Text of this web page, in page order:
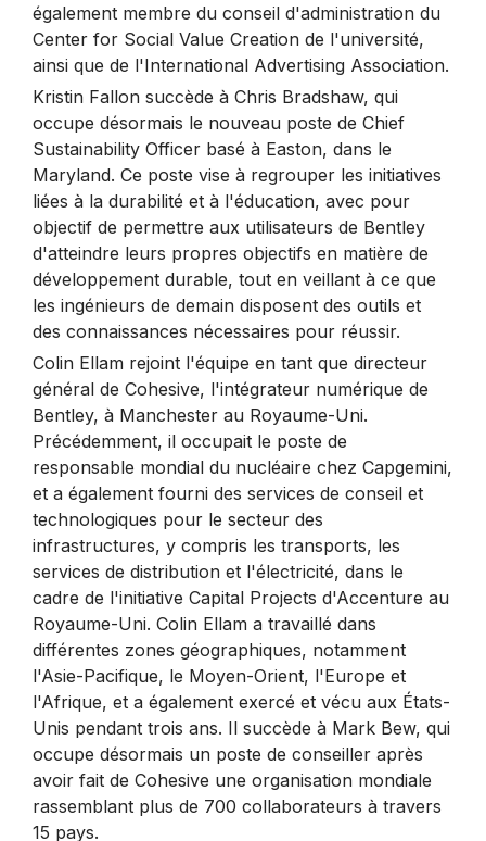
également membre du conseil d'administration du
Center for Social Value Creation de l'université,
ainsi que de l'International Advertising Association.
Kristin Fallon succède à Chris Bradshaw, qui
occupe désormais le nouveau poste de Chief
Sustainability Officer basé à Easton, dans le
Maryland. Ce poste vise à regrouper les initiatives
liées à la durabilité et à l'éducation, avec pour
objectif de permettre aux utilisateurs de Bentley
d'atteindre leurs propres objectifs en matière de
développement durable, tout en veillant à ce que
les ingénieurs de demain disposent des outils et
des connaissances nécessaires pour réussir.
Colin Ellam rejoint l'équipe en tant que directeur
général de Cohesive, l'intégrateur numérique de
Bentley, à Manchester au Royaume-Uni.
Précédemment, il occupait le poste de
responsable mondial du nucléaire chez Capgemini,
et a également fourni des services de conseil et
technologiques pour le secteur des
infrastructures, y compris les transports, les
services de distribution et l'électricité, dans le
cadre de l'initiative Capital Projects d'Accenture au
Royaume-Uni. Colin Ellam a travaillé dans
différentes zones géographiques, notamment
l'Asie-Pacifique, le Moyen-Orient, l'Europe et
l'Afrique, et a également exercé et vécu aux États-
Unis pendant trois ans. Il succède à Mark Bew, qui
occupe désormais un poste de conseiller après
avoir fait de Cohesive une organisation mondiale
rassemblant plus de 700 collaborateurs à travers
15 pays.